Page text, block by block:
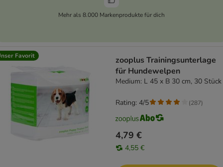
Mehr als 8.000 Markenprodukte für dich
Favorit
zooplus Trainingsunterlage
für Hundewelpen
Medium: L 45 x B 30 cm, 30 Stück
4,79 €
4,55 €
Rating: 4/5 (287)